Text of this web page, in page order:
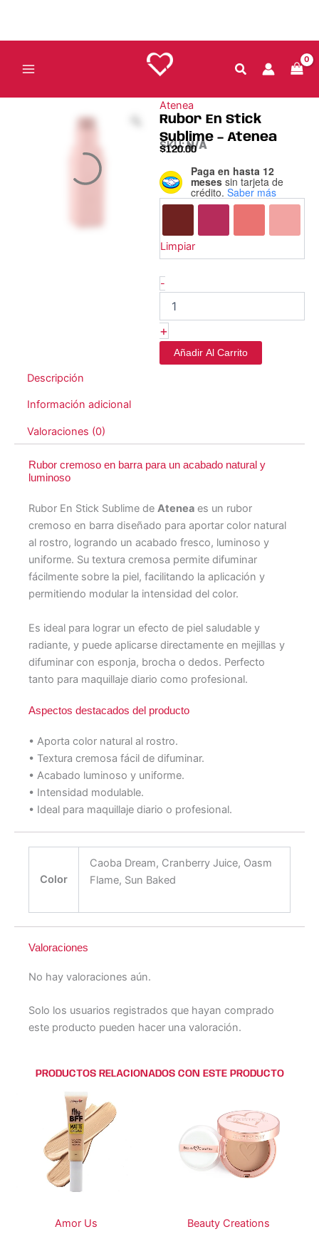
contenido
Atenea
Rubor En Stick
Sublime – Atenea
SKU:N/A
$120.00
Paga en hasta 12
meses sin tarjeta de
crédito. Saber más
Limpiar
-
Rubor
En
Stick
Atenea
cantidad
+
Añadir Al Carrito
Descripción
Información adicional
Valoraciones (0)
Rubor cremoso en barra para un acabado natural y
luminoso
Rubor En Stick Sublime de Atenea es un rubor
cremoso en barra diseñado para aportar color natural
al rostro, logrando un acabado fresco, luminoso y
uniforme. Su textura cremosa permite difuminar
fácilmente sobre la piel, facilitando la aplicación y
permitiendo modular la intensidad del color.
Es ideal para lograr un efecto de piel saludable y
radiante, y puede aplicarse directamente en mejillas y
difuminar con esponja, brocha o dedos. Perfecto
tanto para maquillaje diario como profesional.
Aspectos destacados del producto
• Aporta color natural al rostro.
• Textura cremosa fácil de difuminar.
• Acabado luminoso y uniforme.
• Intensidad modulable.
• Ideal para maquillaje diario o profesional.
Color
Caoba Dream, Cranberry Juice, Oasm
Flame, Sun Baked
Valoraciones
No hay valoraciones aún.
Solo los usuarios registrados que hayan comprado
este producto pueden hacer una valoración.
PRODUCTOS RELACIONADOS CON ESTE PRODUCTO
Amor Us
producto
tiene
múltiples
variantes.
opciones
pueden
producto
tiene
múltiples
pueden
Beauty Creations
tiene
múltiples
variantes.
Las
pueden
tiene
múltiples
variantes.
Las
pueden